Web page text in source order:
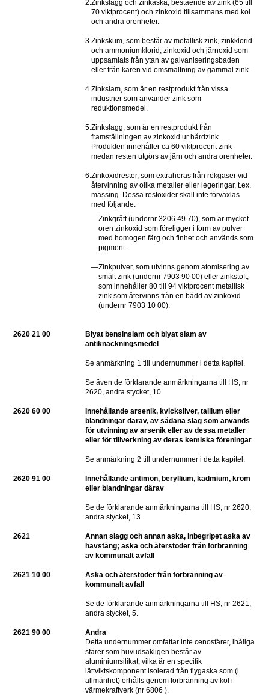
2.Zinkslagg och zinkaska, bestående av zink (65 till
70 viktprocent) och zinkoxid tillsammans med kol
och andra orenheter.
3.Zinkskum, som består av metallisk zink, zinkklorid
och ammoniumklorid, zinkoxid och järnoxid som
uppsamlats från ytan av galvaniseringsbaden
eller från karen vid omsmältning av gammal zink.
4.Zinkslam, som är en restprodukt från vissa
industrier som använder zink som
reduktionsmedel.
5.Zinkslagg, som är en restprodukt från
framställningen av zinkoxid ur hårdzink.
Produkten innehåller ca 60 viktprocent zink
medan resten utgörs av järn och andra orenheter.
6.Zinkoxidrester, som extraheras från rökgaser vid
återvinning av olika metaller eller legeringar, t.ex.
mässing. Dessa restoxider skall inte förväxlas
med följande:
—Zinkgrått (undernr 3206 49 70), som är mycket
oren zinkoxid som föreligger i form av pulver
med homogen färg och finhet och används som
pigment.
—Zinkpulver, som utvinns genom atomisering av
smält zink (undernr 7903 90 00) eller zinkstoft,
som innehåller 80 till 94 viktprocent metallisk
zink som återvinns från en bädd av zinkoxid
(undernr 7903 10 00).
2620 21 00
Blyat bensinslam och blyat slam av
antiknackningsmedel
Se anmärkning 1 till undernummer i detta kapitel.
Se även de förklarande anmärkningarna till HS, nr
2620, andra stycket, 10.
2620 60 00
Innehållande arsenik, kvicksilver, tallium eller
blandningar därav, av sådana slag som används
för utvinning av arsenik eller av dessa metaller
eller för tillverkning av deras kemiska föreningar
Se anmärkning 2 till undernummer i detta kapitel.
2620 91 00
Innehållande antimon, beryllium, kadmium, krom
eller blandningar därav
Se de förklarande anmärkningarna till HS, nr 2620,
andra stycket, 13.
2621
Annan slagg och annan aska, inbegripet aska av
havstång; aska och återstoder från förbränning
av kommunalt avfall
2621 10 00
Aska och återstoder från förbränning av
kommunalt avfall
Se de förklarande anmärkningarna till HS, nr 2621,
andra stycket, 5.
2621 90 00
Andra
Detta undernummer omfattar inte cenosfärer, ihåliga
sfärer som huvudsakligen består av
aluminiumsilikat, vilka är en specifik
lättviktskomponent isolerad från flygaska som (i
allmänhet) erhålls genom förbränning av kol i
värmekraftverk (nr 6806 ).